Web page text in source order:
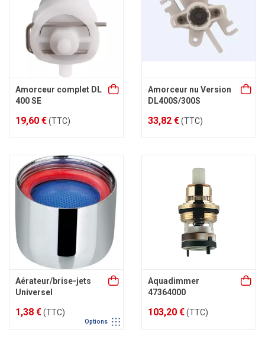
Amorceur complet DL
400 SE
19,60 €(TTC)
Amorceur nu Version
DL400S/300S
33,82 €(TTC)
Aérateur/brise-jets
Universel
1,38 €(TTC)
Options
Aquadimmer
47364000
103,20 €(TTC)